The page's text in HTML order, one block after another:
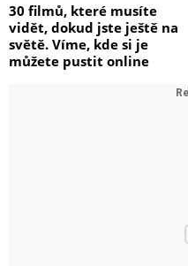
30 filmů, které musíte
vidět, dokud jste ještě na
světě. Víme, kde si je
můžete pustit online